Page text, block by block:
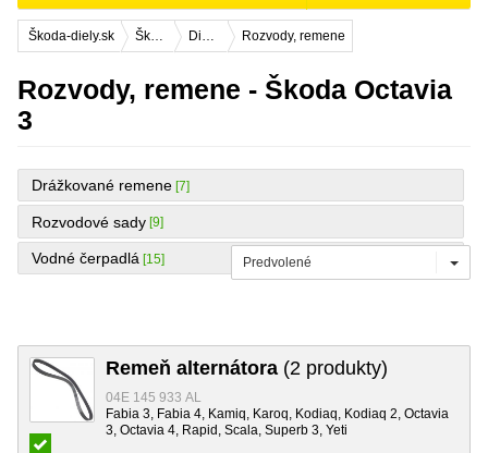
Škoda-diely.sk Škoda Octavia 3 Diely pre údržbu a servis Rozvody, remene
Rozvody, remene - Škoda Octavia
3
Drážkované remene [7]
Rozvodové sady [9]
Vodné čerpadlá [15]
Remeň alternátora (2 produkty)
04E 145 933 AL
Fabia 3, Fabia 4, Kamiq, Karoq, Kodiaq, Kodiaq 2, Octavia
3, Octavia 4, Rapid, Scala, Superb 3, Yeti
Predvolené